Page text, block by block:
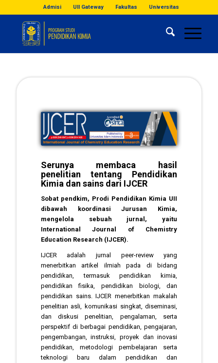
Admisi UII Gateway Fakultas Universitas
Serunya membaca hasil
penelitian tentang Pendidikan
Kimia dan sains dari IJCER
Sobat pendkim, Prodi Pendidikan Kimia UII
dibawah koordinasi Jurusan Kimia,
mengelola sebuah jurnal, yaitu
International Journal of Chemistry
Education Research (IJCER).
IJCER adalah jurnal peer-review yang
menerbitkan artikel ilmiah pada di bidang
pendidikan, termasuk pendidikan kimia,
pendidikan fisika, pendidikan biologi, dan
pendidikan sains. IJCER menerbitkan makalah
penelitian asli, komunikasi singkat, diseminasi,
dan diskusi penelitian, pengalaman, serta
perspektif di berbagai pendidikan, pengajaran,
pengembangan, instruksi, proyek dan inovasi
pendidikan, metodologi pembelajaran serta
teknologi baru dalam pendidikan dan